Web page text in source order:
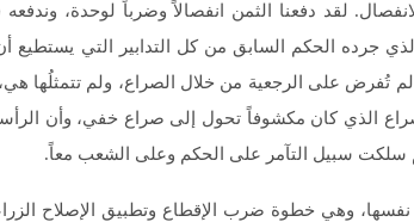
لقد دفعنا الثمن انفصالاً وضرباً لوحدة،
جرده الحكم السابق من كل التدابير التي
تُفرض على الرجعية من خلال الصراع، ولم تتمثلُها هي،
الذي كان مكشوفاً تحول إلى صراع خفي، وأن
سلكت سبيل التآمر على الحكم وعلى الشعب معاً.
وهي خطوة ضرب الإقطاع وتطبيق الإصلاح